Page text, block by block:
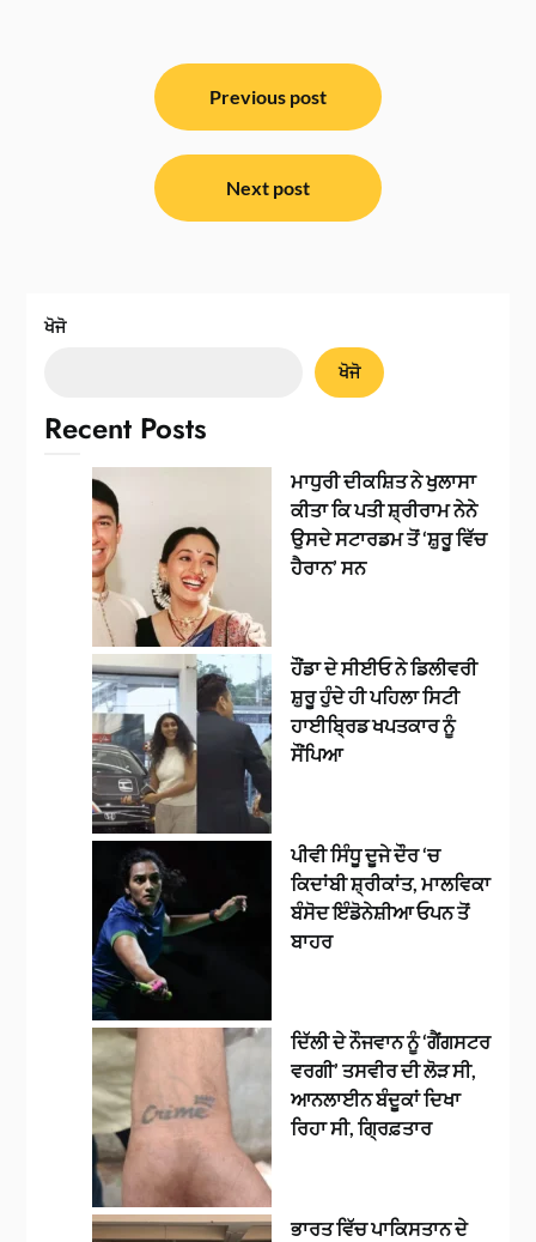
Previous post
Next post
ਖੋਜੋ
ਖੋਜੋ
Recent Posts
ਮਾਧੁਰੀ ਦੀਕਸ਼ਿਤ ਨੇ ਖੁਲਾਸਾ
ਕੀਤਾ ਕਿ ਪਤੀ ਸ਼੍ਰੀਰਾਮ ਨੇਨੇ
ਉਸਦੇ ਸਟਾਰਡਮ ਤੋਂ ‘ਸ਼ੁਰੂ ਵਿੱਚ
ਹੈਰਾਨ’ ਸਨ
ਹੌਂਡਾ ਦੇ ਸੀਈਓ ਨੇ ਡਿਲੀਵਰੀ
ਸ਼ੁਰੂ ਹੁੰਦੇ ਹੀ ਪਹਿਲਾ ਸਿਟੀ
ਹਾਈਬ੍ਰਿਡ ਖਪਤਕਾਰ ਨੂੰ
ਸੌਂਪਿਆ
ਪੀਵੀ ਸਿੰਧੂ ਦੂਜੇ ਦੌਰ ‘ਚ
ਕਿਦਾਂਬੀ ਸ਼੍ਰੀਕਾਂਤ, ਮਾਲਵਿਕਾ
ਬੰਸੋਦ ਇੰਡੋਨੇਸ਼ੀਆ ਓਪਨ ਤੋਂ
ਬਾਹਰ
ਦਿੱਲੀ ਦੇ ਨੌਜਵਾਨ ਨੂੰ ‘ਗੈਂਗਸਟਰ
ਵਰਗੀ’ ਤਸਵੀਰ ਦੀ ਲੋੜ ਸੀ,
ਆਨਲਾਈਨ ਬੰਦੂਕਾਂ ਦਿਖਾ
ਰਿਹਾ ਸੀ, ਗ੍ਰਿਫ਼ਤਾਰ
ਭਾਰਤ ਵਿੱਚ ਪਾਕਿਸਤਾਨ ਦੇ